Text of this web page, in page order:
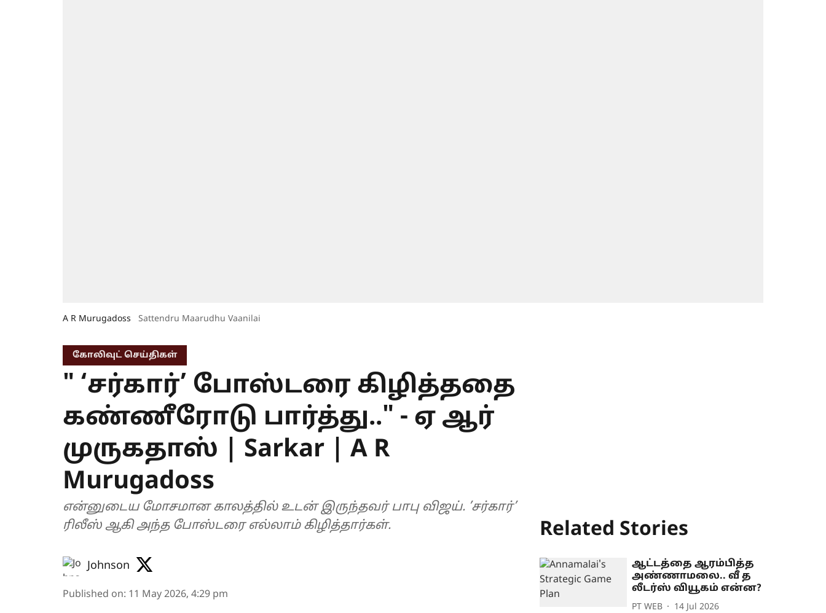
A R Murugadoss Sattendru Maarudhu Vaanilai
கோலிவுட் செய்திகள்
" ‘சர்கார்’ போஸ்டரை கிழித்ததை
கண்ணீரோடு பார்த்து.." - ஏ ஆர்
முருகதாஸ் | Sarkar | A R
Murugadoss
என்னுடைய மோசமான காலத்தில் உடன் இருந்தவர் பாபு விஜய். ’சர்கார்’
ரிலீஸ் ஆகி அந்த போஸ்டரை எல்லாம் கிழித்தார்கள்.
Johnson
Published on: 11 May 2026, 4:29 pm
Related Stories
ஆட்டத்தை ஆரம்பித்த
அண்ணாமலை.. வீ த
லீடர்ஸ் வியூகம் என்ன?
PT WEB 14 Jul 2026